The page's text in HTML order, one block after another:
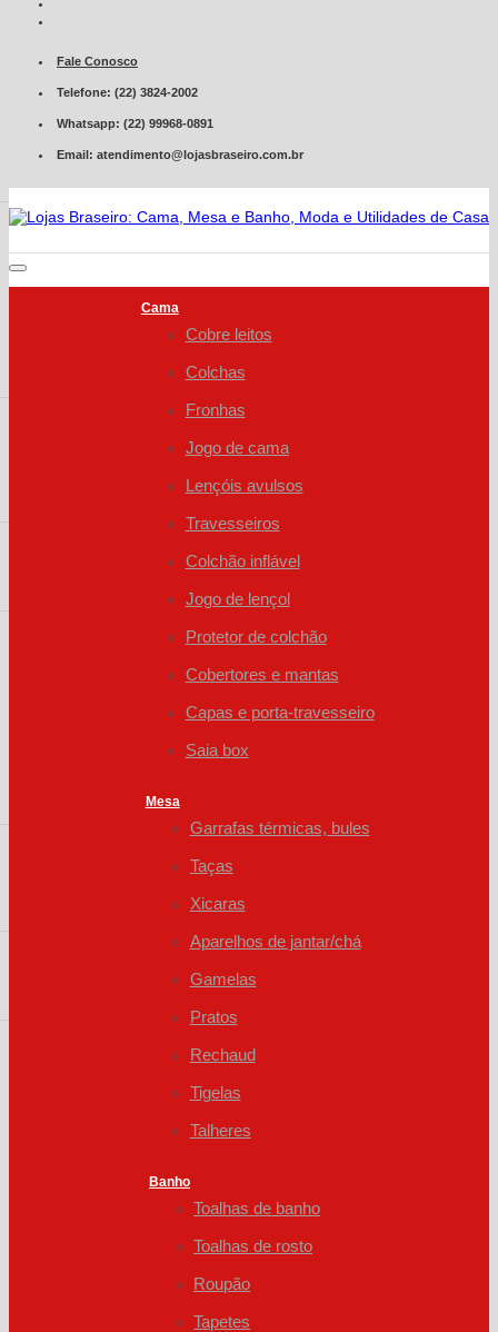
Fale Conosco
Telefone: (22) 3824-2002
Whatsapp: (22) 99968-0891
Email: atendimento@lojasbraseiro.com.br
Cama
Cobre leitos
Colchas
Fronhas
Jogo de cama
Lençóis avulsos
Travesseiros
Colchão inflável
Jogo de lençol
Protetor de colchão
Cobertores e mantas
Capas e porta-travesseiro
Saia box
Mesa
Garrafas térmicas, bules
Taças
Xicaras
Aparelhos de jantar/chá
Gamelas
Pratos
Rechaud
Tigelas
Talheres
Banho
Toalhas de banho
Toalhas de rosto
Roupão
Tapetes